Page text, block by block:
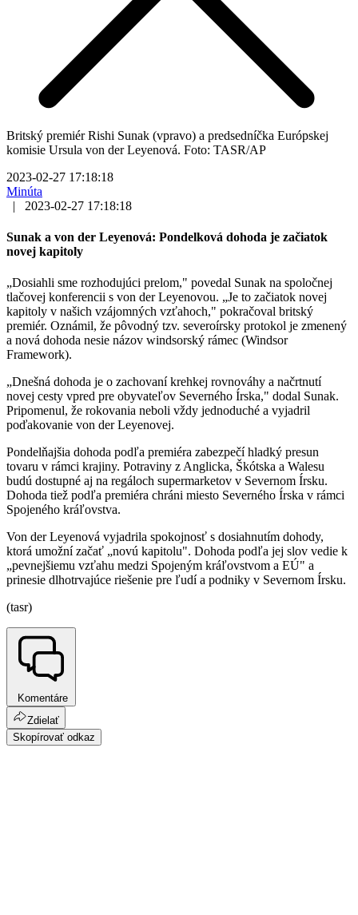
Britský premiér Rishi Sunak (vpravo) a predsedníčka Európskej
komisie Ursula von der Leyenová. Foto: TASR/AP
2023-02-27 17:18:18
Minúta
|
2023-02-27 17:18:18
Sunak a von der Leyenová: Pondelková dohoda je začiatok
novej kapitoly
„Dosiahli sme rozhodujúci prelom," povedal Sunak na spoločnej
tlačovej konferencii s von der Leyenovou. „Je to začiatok novej
kapitoly v našich vzájomných vzťahoch," pokračoval britský
premiér. Oznámil, že pôvodný tzv. severoírsky protokol je zmenený
a nová dohoda nesie názov windsorský rámec (Windsor
Framework).
„Dnešná dohoda je o zachovaní krehkej rovnováhy a načrtnutí
novej cesty vpred pre obyvateľov Severného Írska," dodal Sunak.
Pripomenul, že rokovania neboli vždy jednoduché a vyjadril
poďakovanie von der Leyenovej.
Pondelňajšia dohoda podľa premiéra zabezpečí hladký presun
tovaru v rámci krajiny. Potraviny z Anglicka, Škótska a Walesu
budú dostupné aj na regáloch supermarketov v Severnom Írsku.
Dohoda tiež podľa premiéra chráni miesto Severného Írska v rámci
Spojeného kráľovstva.
Von der Leyenová vyjadrila spokojnosť s dosiahnutím dohody,
ktorá umožní začať „novú kapitolu". Dohoda podľa jej slov vedie k
„pevnejšiemu vzťahu medzi Spojeným kráľovstvom a EÚ" a
prinesie dlhotrvajúce riešenie pre ľudí a podniky v Severnom Írsku.
(tasr)
Komentáre
Zdielať
Skopírovať odkaz